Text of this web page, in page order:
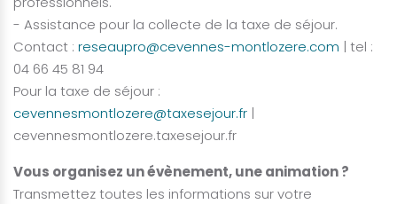
- Assistance pour la collecte de la taxe de séjour.
Contact : reseaupro@cevennes-montlozere.com | tel :
04 66 45 81 94
Pour la taxe de séjour :
cevennesmontlozere@taxesejour.fr |
cevennesmontlozere.taxesejour.fr
Vous organisez un évènement, une animation ?
Transmettez toutes les informations sur votre